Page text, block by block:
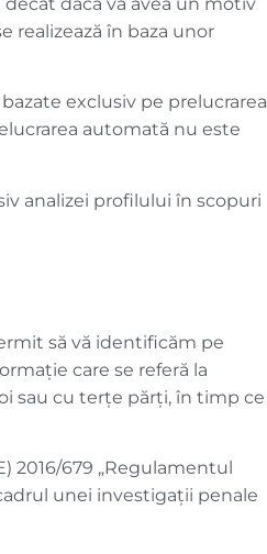
realizează în baza unor
exclusiv pe prelucrarea
automată nu este
analizei profilului în scopuri
să vă identificăm pe
care se referă la
sau cu terțe părți, în timp ce
2016/679 „Regulamentul
unei investigații penale